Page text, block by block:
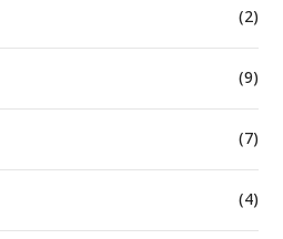
(2)
(9)
(7)
(4)